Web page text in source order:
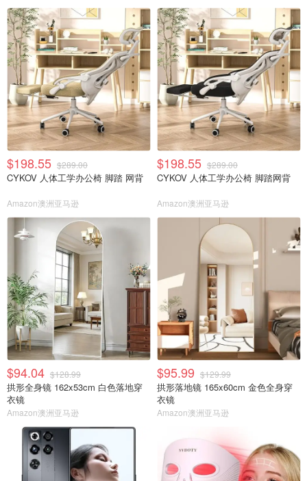
$198.55 $289.00
CYKOV 人体工学办公椅 脚踏 网背
Amazon澳洲亚马逊
$198.55 $289.00
CYKOV 人体工学办公椅 脚踏网背
Amazon澳洲亚马逊
$94.04 $128.99
拱形全身镜 162x53cm 白色落地穿
衣镜
Amazon澳洲亚马逊
$95.99 $129.99
拱形落地镜 165x60cm 金色全身穿
衣镜
Amazon澳洲亚马逊